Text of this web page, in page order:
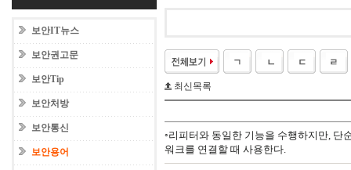
보안IT뉴스
보안권고문
보안Tip
보안처방
보안통신
보안용어
최신목록
◦리피터와 동일한 기능을 수행하지만, 단
워크를 연결할 때 사용한다.